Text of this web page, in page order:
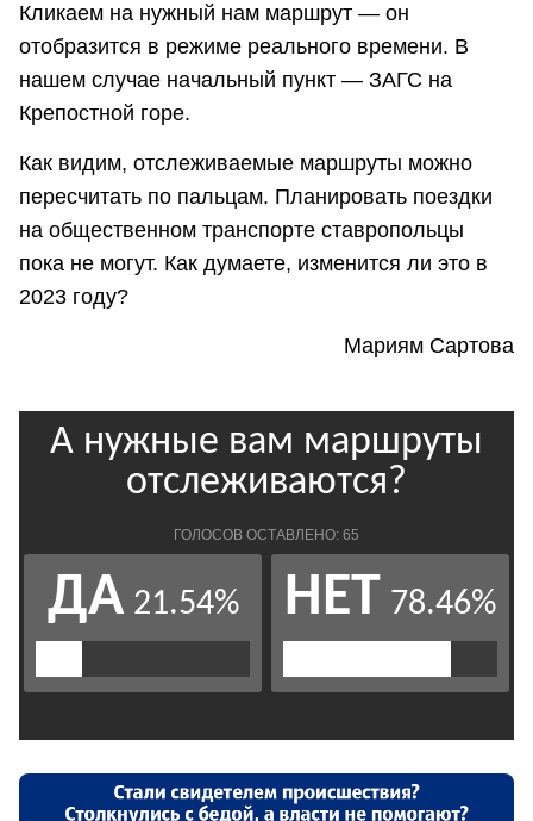
Кликаем на нужный нам маршрут ― он
отобразится в режиме реального времени. В
нашем случае начальный пункт ― ЗАГС на
Крепостной горе.
Как видим, отслеживаемые маршруты можно
пересчитать по пальцам. Планировать поездки
на общественном транспорте ставропольцы
пока не могут. Как думаете, изменится ли это в
2023 году?
Мариям Сартова